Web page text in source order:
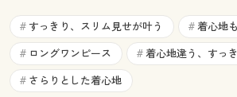
サポート
ご利用ガイド
よくある質問とお問い合わせ
# すっきり、スリム見せが叶う # 着心地
# ロングワンピース # 着心地違う、すっ
# さらりとした着心地